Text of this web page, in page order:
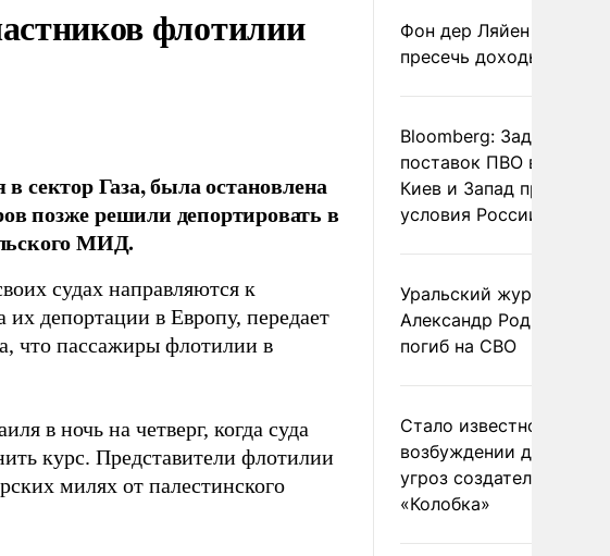
флотилии
сектор Газа, была остановлена
позже решили депортировать в
МИД.
судах направляются к
депортации в Европу, передает
что пассажиры флотилии в
в ночь на четверг, когда суда
курс. Представители флотилии
милях от палестинского
Фон дер Ляйен
пресечь доходы России
Bloomberg: Задержка
поставок ПВО вынудит
Киев и Запад принять
условия России
Уральский журналист
Александр Родионов
погиб на СВО
Стало известно о
возбуждении дела из-
угроз создателям
«Колобка»